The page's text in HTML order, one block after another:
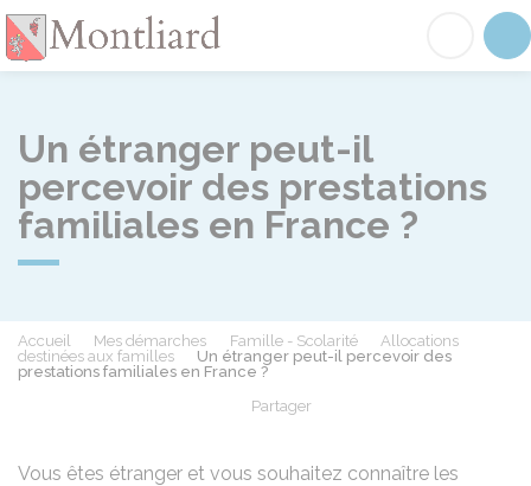
Un étranger peut-il
percevoir des prestations
familiales en France ?
Accueil Mes démarches Famille - Scolarité
Allocations
destinées aux familles
Un étranger peut-il percevoir des
prestations familiales en France ?
Partager
Vous êtes étranger et vous souhaitez connaître les